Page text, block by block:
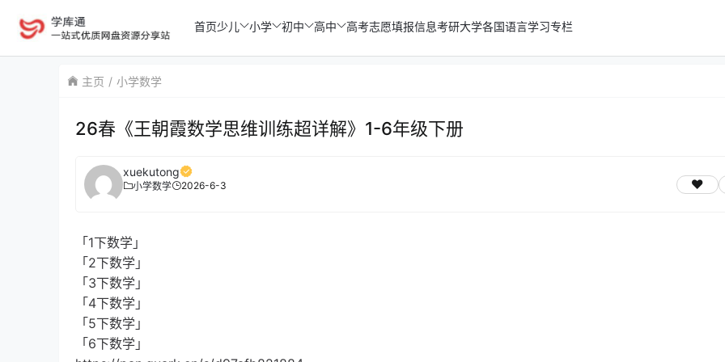
首页少儿 小学 初中 高中 高考志愿填报信息考研大学各国语言学习专栏
主页 小学数学
26春《王朝霞数学思维训练超详解》1-6年级下册
xuekutong
小学数学 2026-6-3
「1下数学」
「2下数学」
「3下数学」
「4下数学」
「5下数学」
「6下数学」